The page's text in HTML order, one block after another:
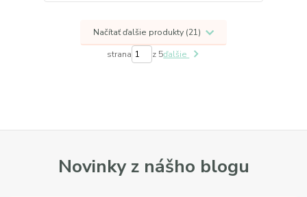
Načítať ďalšie produkty (21)
strana z 5ďalšie
Novinky z nášho blogu